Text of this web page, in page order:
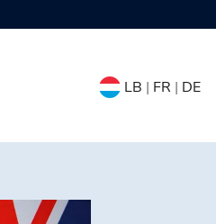
LB | FR | DE